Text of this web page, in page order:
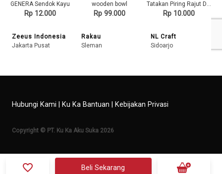
favorite_border Beli Sekarang
GENERA Sendok Kayu
Rp 12.000
Zeeus Indonesia
Jakarta Pusat
wooden bowl
Rp 99.000
Rakau
Sleman
Tatakan Piring Rajut Daun Souvenir Handmade
Rp 10.000
NL Craft
Sidoarjo
Hubungi Kami Ku Ka Bantuan Kebijakan Privasi
Copyright © PT. Ku Ka Aku Suka 2026